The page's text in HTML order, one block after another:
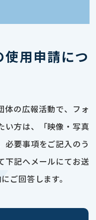
用申請につ
の広報活動で、フォ
い方は、「映像・写真
必要事項をご記入のう
下記へメールにてお送
ご回答します。